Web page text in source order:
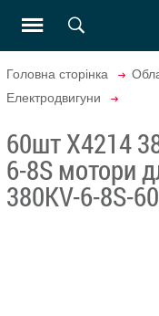
Головна сторінка
Електродвигуни
60шт X4214
6-8S мотори
380KV-6-8S-